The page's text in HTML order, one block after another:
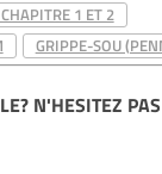
1 ET 2
GRIPPE-SOU
N'HESITEZ